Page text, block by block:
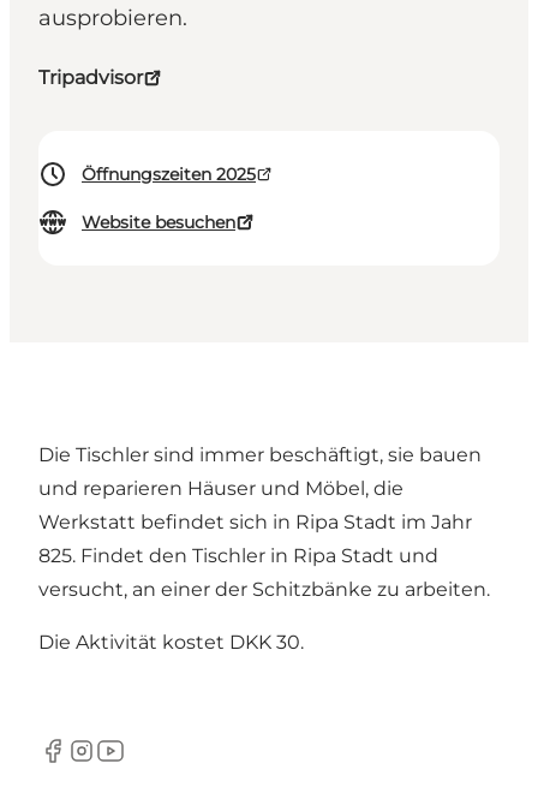
ausprobieren.
Tripadvisor
Öffnungszeiten 2025
Website besuchen
Die Tischler sind immer beschäftigt, sie bauen
und reparieren Häuser und Möbel, die
Werkstatt befindet sich in Ripa Stadt im Jahr
825. Findet den Tischler in Ripa Stadt und
versucht, an einer der Schitzbänke zu arbeiten.
Die Aktivität kostet DKK 30.
Facebook
Instagram
YouTube